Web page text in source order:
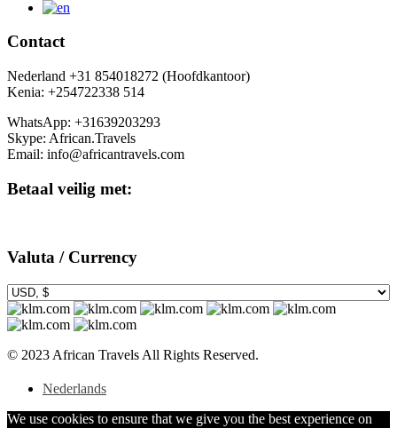
Contact
Nederland +31 854018272 (Hoofdkantoor)
Kenia: +254722338 514
WhatsApp: +31639203293
Skype: African.Travels
Email: info@africantravels.com
Betaal veilig met:
Valuta / Currency
© 2023 African Travels All Rights Reserved.
Nederlands
We use cookies to ensure that we give you the best experience on